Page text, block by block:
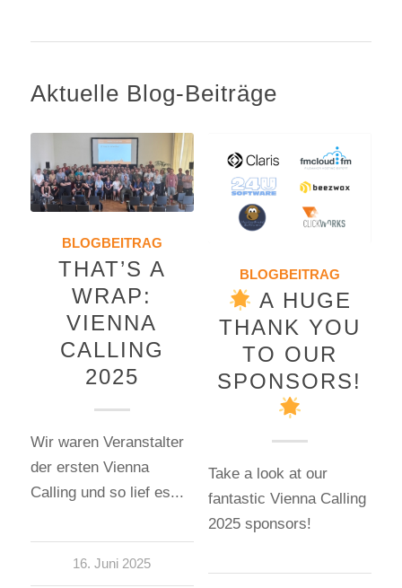
Aktuelle Blog-Beiträge
BLOGBEITRAG
THAT’S A
WRAP:
VIENNA
CALLING
2025
Wir waren Veranstalter
der ersten Vienna
Calling und so lief es...
16. Juni 2025
BLOGBEITRAG
A HUGE
THANK YOU
TO OUR
SPONSORS!
Take a look at our
fantastic Vienna Calling
2025 sponsors!